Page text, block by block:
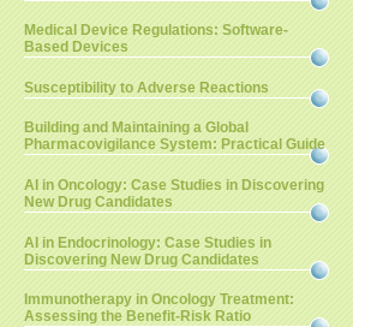
Medical Device Regulations: Software-
Based Devices
Susceptibility to Adverse Reactions
Building and Maintaining a Global
Pharmacovigilance System: Practical Guide
AI in Oncology: Case Studies in Discovering
New Drug Candidates
AI in Endocrinology: Case Studies in
Discovering New Drug Candidates
Immunotherapy in Oncology Treatment:
Assessing the Benefit-Risk Ratio